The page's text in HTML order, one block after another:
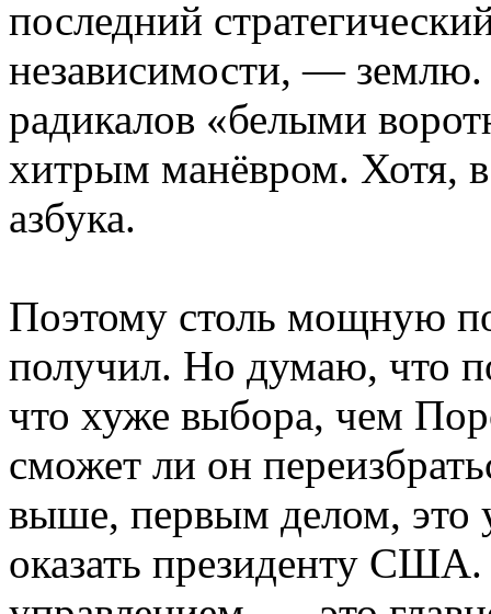
последний
независимости, —
радикалов «белыми
хитрым манёвром. Хотя,
азбука.
Поэтому столь мощную
получил. Но думаю, что
что хуже выбора, чем
сможет ли он
выше, первым делом, это
оказать президенту